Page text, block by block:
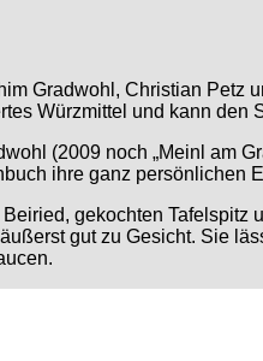
Gradwohl, Christian Petz
Würzmittel und kann den
(2009 noch „Meinl am
ihre ganz persönlichen
gekochten
gut zu Gesicht. Sie